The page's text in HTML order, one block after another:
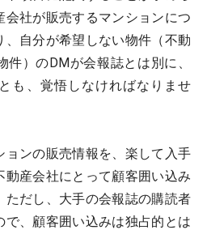
社が販売するマンションにつ
、自分が希望しない物件（不動
）のDMが会報誌とは別に、
も、覚悟しなければなりませ
ョンの販売情報を、楽して入手
動産会社にとって顧客囲い込み
ただし、大手の会報誌の購読者
で、顧客囲い込みは独占的とは